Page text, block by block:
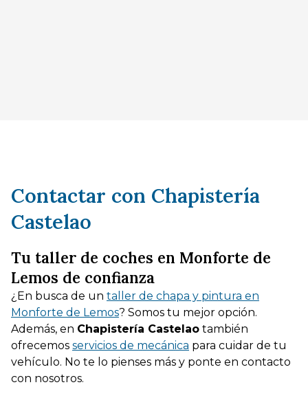
Contactar con Chapistería
Castelao
Tu taller de coches en Monforte de
Lemos de confianza
¿En busca de un taller de chapa y pintura en
Monforte de Lemos? Somos tu mejor opción.
Además, en Chapistería Castelao también
ofrecemos servicios de mecánica para cuidar de tu
vehículo. No te lo pienses más y ponte en contacto
con nosotros.